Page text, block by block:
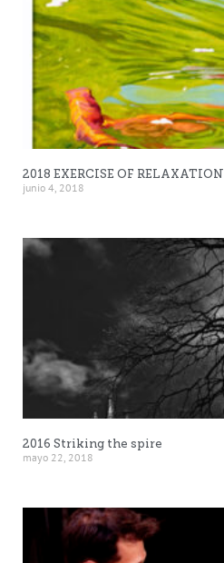
2018 EXERCISE OF RELAXATION
junio 4, 2018
2016 Striking the spire
mayo 22, 2018